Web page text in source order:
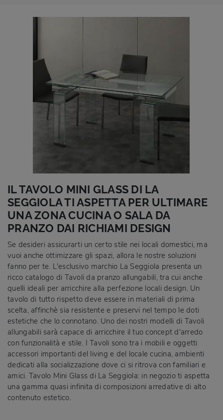
IL TAVOLO MINI GLASS DI LA
SEGGIOLA TI ASPETTA PER ULTIMARE
UNA ZONA CUCINA O SALA DA
PRANZO DAI RICHIAMI DESIGN
Se desideri assicurarti un certo stile nei locali domestici, ma
vuoi anche ottimizzare gli spazi, allora le nostre soluzioni
fanno per te. L'esclusivo marchio La Seggiola presenta un
ricco catalogo di Tavoli da pranzo allungabili, tra cui anche
quelli ideali per arricchire alla perfezione locali design. Un
tavolo di tutto rispetto deve essere in materiali di prima
scelta, affinchè sia resistente e preservi nel tempo le doti
estetiche che lo connotano. Uno dei nostri modelli di Tavoli
allungabili sarà capace di arricchire il tuo concept d'arredo
con funzionalità e stile. I Tavoli sono tra i mobili e oggetti
accessori importanti del living e del locale cucina, ambienti
dedicati alla socializzazione dove ci si ritrova con familiari e
amici. Tavolo Mini Glass di La Seggiola: in negozio ti aspetta
una gamma quasi infinita di composizioni arredative di alto
contenuto estetico.